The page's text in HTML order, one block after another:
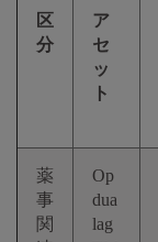
区
分
ア
セ
ッ
ト
薬
事
関
Op
dua
lag